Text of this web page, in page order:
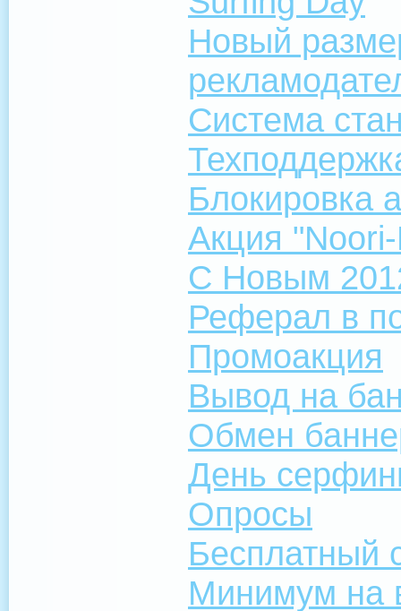
Новый
Система
Блокировка
Акция
С Новым
Реферал в
Промоакция
Вывод на
Обмен
День
Опросы
Бесплатный
Минимум на